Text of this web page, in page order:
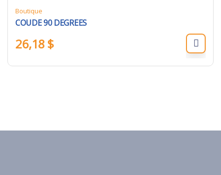
Boutique
COUDE 90 DEGREES
26,18 $